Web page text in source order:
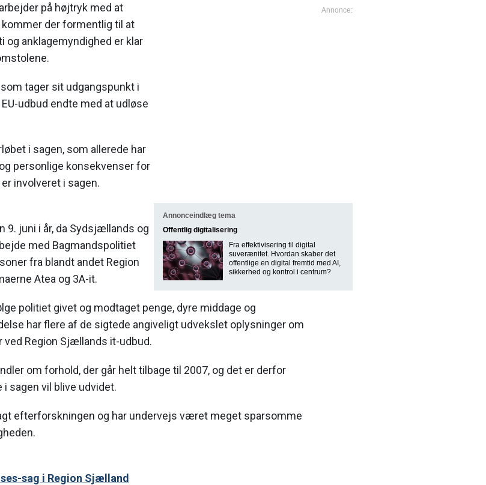
Annonceindlæg tema
Offentlig digitalisering
Fra effektivisering til digital
suverænitet. Hvordan skaber det
offentlige en digital fremtid med AI,
sikkerhed og kontrol i centrum?
på højtryk med at
der formentlig til at
og anklagemyndighed er klar
tager sit udgangspunkt i
udbud endte med at udløse
i sagen, som allerede har
personlige konsekvenser for
involveret i sagen.
9. juni i år, da Sydsjællands og
med Bagmandspolitiet
fra blandt andet Region
Atea og 3A-it.
politiet givet og modtaget penge, dyre middage og
har flere af de sigtede angiveligt udvekslet oplysninger om
Region Sjællands it-udbud.
om forhold, der går helt tilbage til 2007, og det er derfor
sagen vil blive udvidet.
efterforskningen og har undervejs været meget sparsomme
sag i Region Sjælland